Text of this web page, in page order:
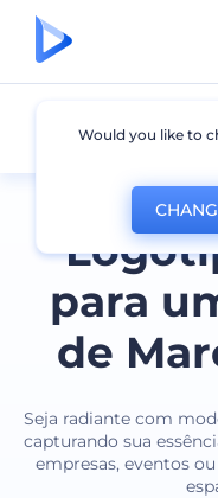
para
de
Seja radiante com
capturando sua
empresas, eventos
Sol
Would you like to